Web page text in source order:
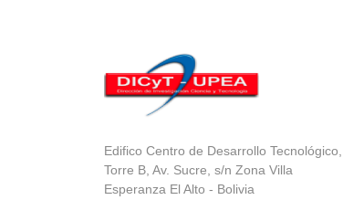
Edifico Centro de Desarrollo Tecnológico,
Torre B, Av. Sucre, s/n Zona Villa
Esperanza El Alto - Bolivia